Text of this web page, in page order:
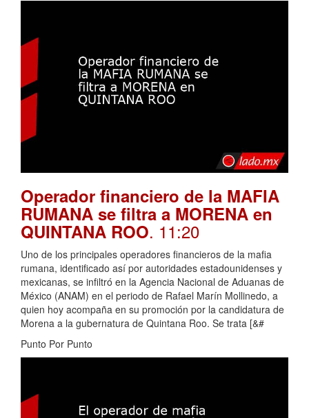
Operador financiero de la MAFIA
RUMANA se filtra a MORENA en
QUINTANA ROO. 11:20
Uno de los principales operadores financieros de la mafia
rumana, identificado así por autoridades estadounidenses y
mexicanas, se infiltró en la Agencia Nacional de Aduanas de
México (ANAM) en el periodo de Rafael Marín Mollinedo, a
quien hoy acompaña en su promoción por la candidatura de
Morena a la gubernatura de Quintana Roo. Se trata [&#
Punto Por Punto